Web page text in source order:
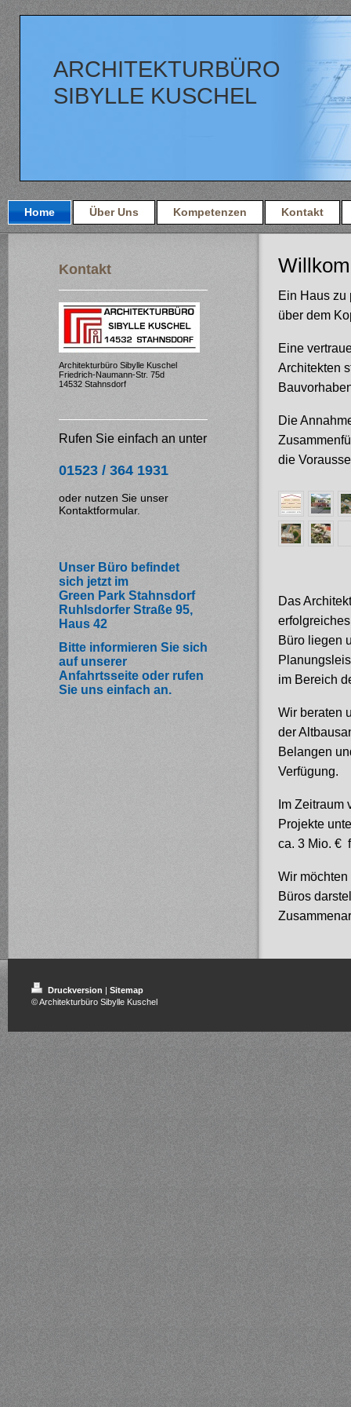
ARCHITEKTURBÜRO
SIBYLLE KUSCHEL
Home Über Uns Kompetenzen Kontakt
Ein Haus zu
über dem
Eine
Architekten
Die
die
Das
Büro liegen
im Bereich
Wir beraten
der
Belangen
Verfügung.
Im Zeitraum
Projekte
ca. 3 Mio. €
Wir
Büros
Kontakt
Architekturbüro Sibylle Kuschel
Friedrich-Naumann-Str. 75d
14532 Stahnsdorf
Rufen Sie einfach an unter
01523 / 364 1931
oder nutzen Sie unser
Kontaktformular.
Unser Büro befindet
sich jetzt im
Green Park Stahnsdorf
Ruhlsdorfer Straße 95,
Haus 42
Bitte informieren Sie sich
auf unserer
Anfahrtsseite oder rufen
Sie uns einfach an.
Druckversion | Sitemap
© Architekturbüro Sibylle Kuschel